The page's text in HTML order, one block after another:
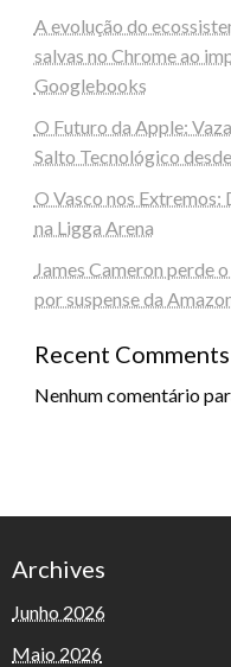
A evolução do
salvas no Chrome ao
Googlebooks
O Futuro da Apple:
Salto Tecnológico
O Vasco nos
na Ligga Arena
James Cameron perde
por suspense da
Recent Comments
Nenhum comentário
Archives
Junho 2026
Maio 2026